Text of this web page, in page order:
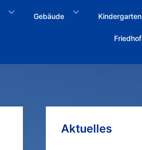
Gebäude Kindergarten
Friedhof
Aktuelles